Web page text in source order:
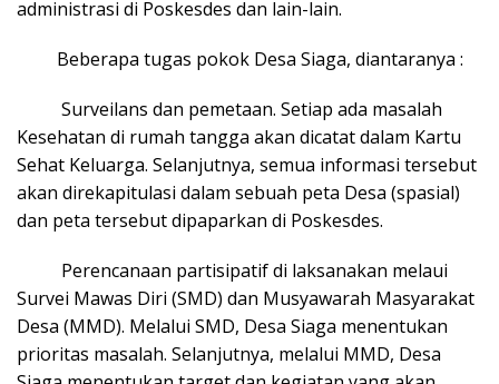
administrasi di Poskesdes dan lain-lain.
Beberapa tugas pokok Desa Siaga, diantaranya :
Surveilans dan pemetaan. Setiap ada masalah
Kesehatan di rumah tangga akan dicatat dalam Kartu
Sehat Keluarga. Selanjutnya, semua informasi tersebut
akan direkapitulasi dalam sebuah peta Desa (spasial)
dan peta tersebut dipaparkan di Poskesdes.
Perencanaan partisipatif di laksanakan melaui
Survei Mawas Diri (SMD) dan Musyawarah Masyarakat
Desa (MMD). Melalui SMD, Desa Siaga menentukan
prioritas masalah. Selanjutnya, melalui MMD, Desa